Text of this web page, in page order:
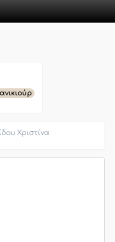
Χριστίνα